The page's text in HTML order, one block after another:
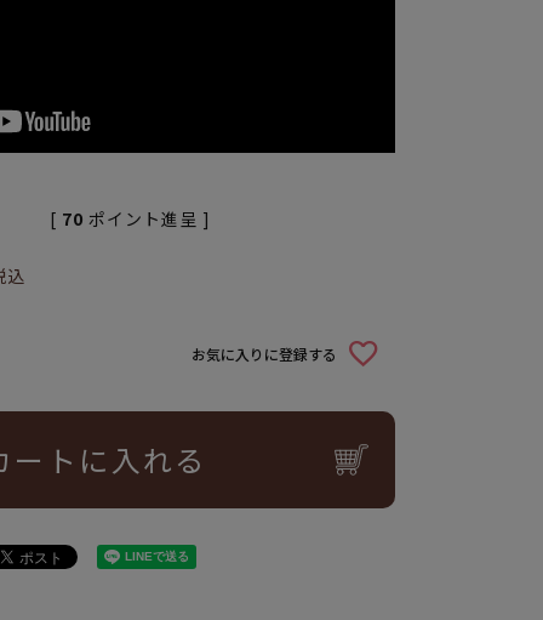
込
[ 70 ポイント進呈 ]
お気に入りに登録する
ートに入れる